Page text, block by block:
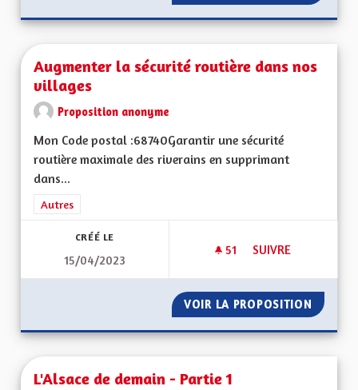
Augmenter la sécurité routière dans nos
villages
Proposition anonyme
Mon Code postal :68740Garantir une sécurité
routière maximale des riverains en supprimant
dans...
Filtrer les résultats de la catégorie : Autres
Autres
CRÉÉ LE
15/04/2023
51 51 ABONNÉS
SUIVRE
VOIR LA PROPOSITION
L'Alsace de demain - Partie 1